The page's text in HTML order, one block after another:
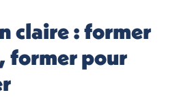
claire : former
former pour